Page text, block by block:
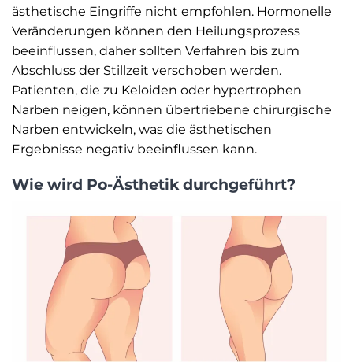
ästhetische Eingriffe nicht empfohlen. Hormonelle
Veränderungen können den Heilungsprozess
beeinflussen, daher sollten Verfahren bis zum
Abschluss der Stillzeit verschoben werden.
Patienten, die zu Keloiden oder hypertrophen
Narben neigen, können übertriebene chirurgische
Narben entwickeln, was die ästhetischen
Ergebnisse negativ beeinflussen kann.
Wie wird Po-Ästhetik durchgeführt?